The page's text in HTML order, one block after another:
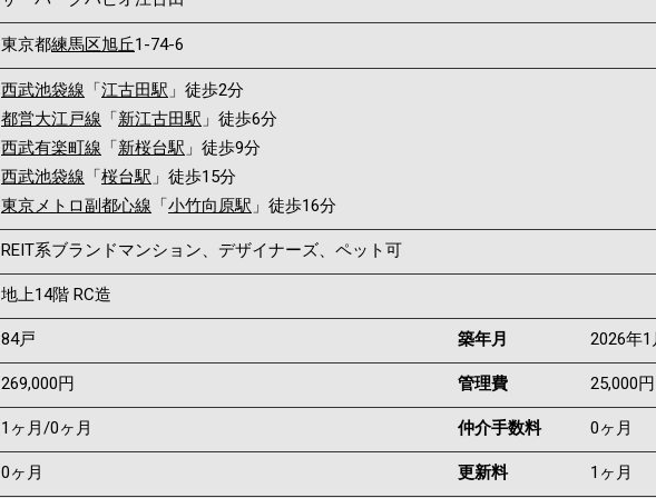
東京都練馬区旭丘1-74-6
西武池袋線 「江古田駅 」徒歩2分
都営大江戸線 「新江古田駅 」徒歩6分
西武有楽町線 「新桜台駅 」徒歩9分
西武池袋線 「桜台駅 」徒歩15分
東京メトロ副都心線 「小竹向原駅 」徒歩16分
REIT系ブランドマンション、デザイナーズ、ペット可
地上14階 RC造
84戸 築年月 2026年1
269,000円 管理費 25,000円
1ヶ月 /0ヶ月 仲介手数料 0ヶ月
0ヶ月 更新料 1ヶ月